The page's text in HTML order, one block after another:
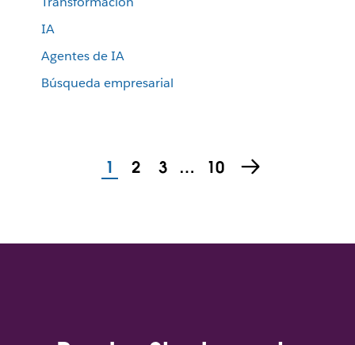
IA
Agentes de IA
Búsqueda empresarial
1 2 3 … 10